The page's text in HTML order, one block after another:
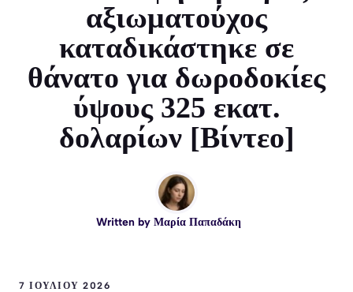
αξιωματούχος
καταδικάστηκε σε
θάνατο για δωροδοκίες
ύψους 325 εκατ.
δολαρίων [Βίντεο]
Written by Μαρία Παπαδάκη
7 ΙΟΥΛΊΟΥ 2026